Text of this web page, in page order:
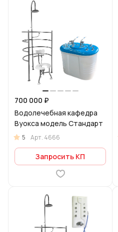
700 000 ₽
Водолечебная кафедра
Вуокса модель Стандарт
5 Арт. 4666
Запросить КП